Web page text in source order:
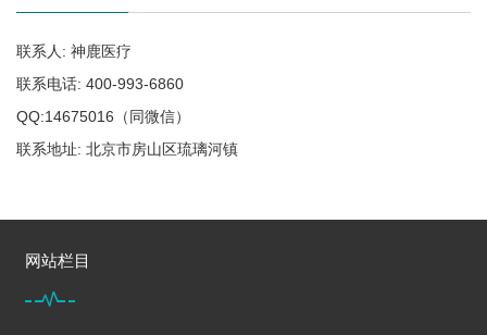
联系人: 神鹿医疗
联系电话: 400-993-6860
QQ:14675016（同微信）
联系地址: 北京市房山区琉璃河镇
网站栏目